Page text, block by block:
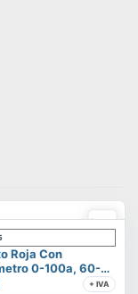
Roja Con
0-100a, 60-
+ IVA